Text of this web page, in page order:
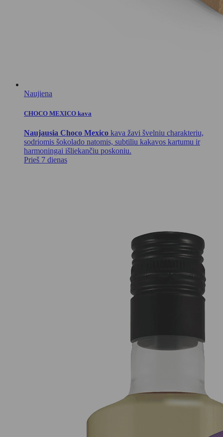
Naujiena
CHOCO MEXICO kava
Naujausia Choco Mexico kava žavi švelniu charakteriu,
sodriomis šokolado natomis, subtiliu kakavos kartumu ir
harmoningai išliekančiu poskoniu.
Prieš 7 dienas